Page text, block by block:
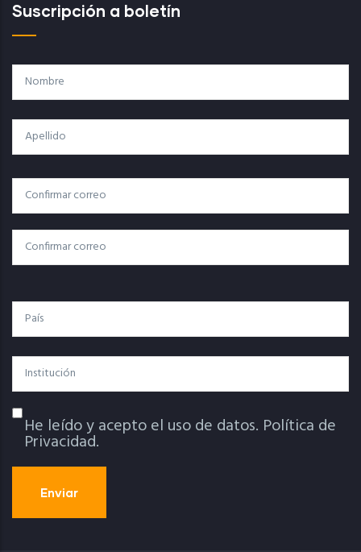
Suscripción a boletín
Nombre
Apellido
Correo
Electrónico
Correo Electrónico
Confirmar Correo
País
Institución
Política De Privacidad
He leído y acepto el uso de datos. Política de
Privacidad.